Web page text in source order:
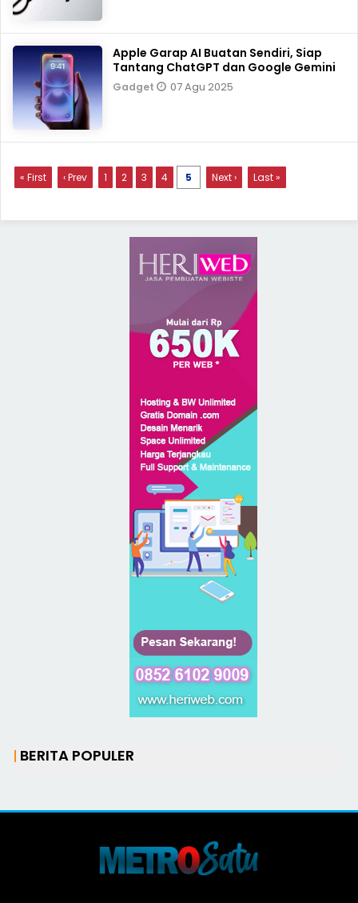
Apple Garap AI Buatan Sendiri, Siap
Tantang ChatGPT dan Google Gemini
Gadget 07 Agu 2025
« First ‹ Prev 1 2 3 4 5 Next › Last »
BERITA POPULER